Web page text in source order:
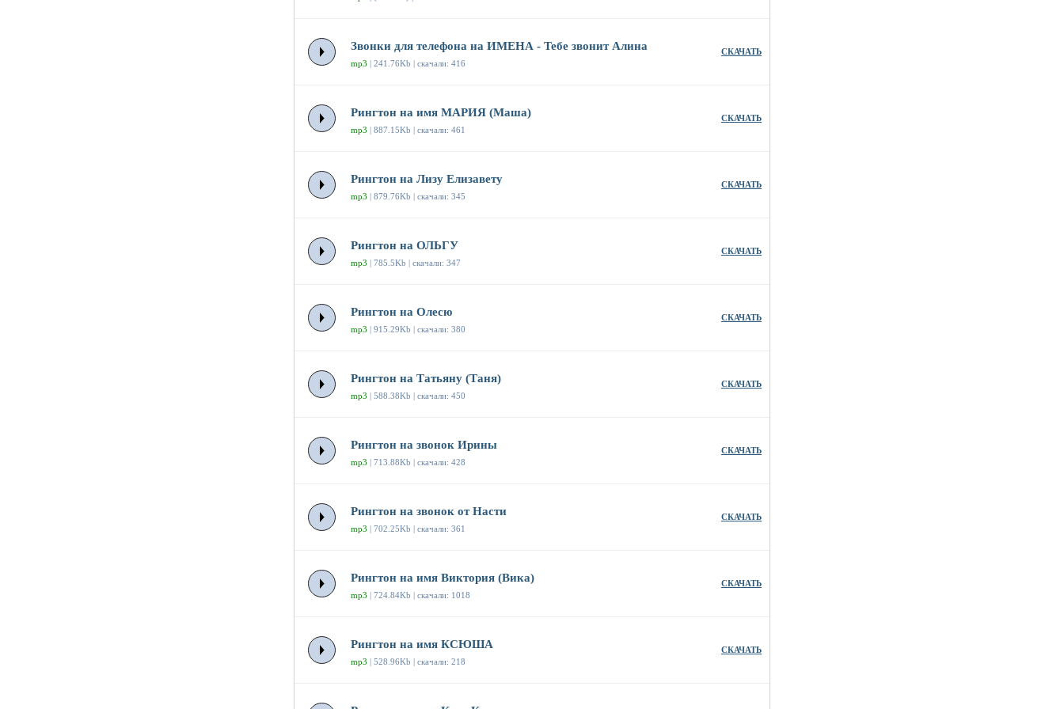
Звонки для телефона на ИМЕНА - Тебе звонит Алина
mp3 | 241.76Kb | скачали: 416
СКАЧАТЬ
Рингтон на имя МАРИЯ (Маша)
mp3 | 887.15Kb | скачали: 461
СКАЧАТЬ
Рингтон на Лизу Елизавету
mp3 | 879.76Kb | скачали: 345
СКАЧАТЬ
Рингтон на ОЛЬГУ
mp3 | 785.5Kb | скачали: 347
СКАЧАТЬ
Рингтон на Олесю
mp3 | 915.29Kb | скачали: 380
СКАЧАТЬ
Рингтон на Татьяну (Таня)
mp3 | 588.38Kb | скачали: 450
СКАЧАТЬ
Рингтон на звонок Ирины
mp3 | 713.88Kb | скачали: 428
СКАЧАТЬ
Рингтон на звонок от Насти
mp3 | 702.25Kb | скачали: 361
СКАЧАТЬ
Рингтон на имя Виктория (Вика)
mp3 | 724.84Kb | скачали: 1018
СКАЧАТЬ
Рингтон на имя КСЮША
mp3 | 528.96Kb | скачали: 218
СКАЧАТЬ